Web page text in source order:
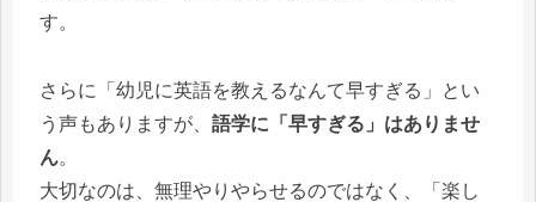
す。
さらに「幼児に英語を教えるなんて早すぎる」とい
う声もありますが、 語学に「早すぎる」はありませ
ん。
大切なのは、無理やりやらせるのではなく、「楽し